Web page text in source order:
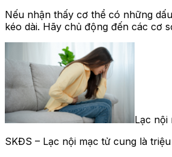
Nếu nhận thấy cơ thể có những
kéo dài. Hãy chủ động đến các cơ
Lạc nội
SKĐS – Lạc nội mạc tử cung là